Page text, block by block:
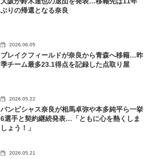
ぶりの帰還となる奈良
2026.06.05
ブレイクフィールドが奈良から青森へ移籍…昨
季チーム最多23.1得点を記録した点取り屋
2026.05.22
バンビシャス奈良が相馬卓弥や本多純平ら一挙
6選手と契約継続発表…「ともに心を熱くしま
しょう！」
2026.05.21